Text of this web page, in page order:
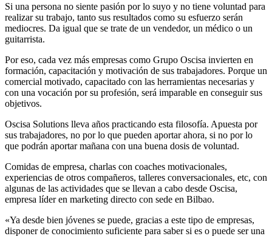
Si una persona no siente pasión por lo suyo y no tiene voluntad para
realizar su trabajo, tanto sus resultados como su esfuerzo serán
mediocres. Da igual que se trate de un vendedor, un médico o un
guitarrista.
Por eso, cada vez más empresas como Grupo Oscisa invierten en
formación, capacitación y motivación de sus trabajadores. Porque un
comercial motivado, capacitado con las herramientas necesarias y
con una vocación por su profesión, será imparable en conseguir sus
objetivos.
Oscisa Solutions lleva años practicando esta filosofía. Apuesta por
sus trabajadores, no por lo que pueden aportar ahora, si no por lo
que podrán aportar mañana con una buena dosis de voluntad.
Comidas de empresa, charlas con coaches motivacionales,
experiencias de otros compañeros, talleres conversacionales, etc, con
algunas de las actividades que se llevan a cabo desde Oscisa,
empresa líder en marketing directo con sede en Bilbao.
«Ya desde bien jóvenes se puede, gracias a este tipo de empresas,
disponer de conocimiento suficiente para saber si es o puede ser una